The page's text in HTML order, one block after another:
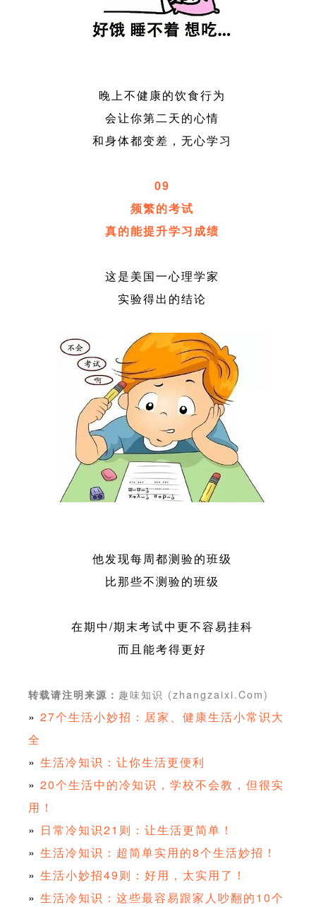
晚上不健康的饮食行为
会让你第二天的心情
和身体都变差，无心学习
09
频繁的考试
真的能提升学习成绩
这是美国一心理学家
实验得出的结论
他发现每周都测验的班级
比那些不测验的班级
在期中/期末考试中更不容易挂科
而且能考得更好
转载请注明来源： 趣味知识 (zhangzaixi.Com)
» 27个生活小妙招：居家、健康生活小常识大
全
» 生活冷知识：让你生活更便利
» 20个生活中的冷知识，学校不会教，但很实
用！
» 日常冷知识21则：让生活更简单！
» 生活冷知识：超简单实用的8个生活妙招！
» 生活小妙招49则：好用，太实用了！
» 生活冷知识：这些最容易跟家人吵翻的10个